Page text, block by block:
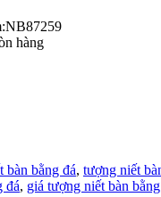
hàng
bàn bằng đá, tượng niết
đá, giá tượng niết bàn